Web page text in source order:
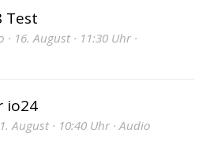
Test
16. August · 11:30 Uhr ·
io24
August · 10:40 Uhr · Audio